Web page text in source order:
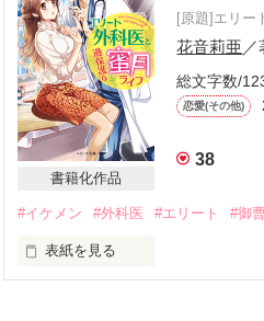
小児救命救急センターから出向
そんなクールなドクターの、お
ちょいドジひたむき新米看護師
「先生、笑ってください！」
書籍化作品
[原題]エリー
花音莉亜 ／
総文字数/
恋愛(その他)
38
#イケメン #外科医 #エリート #御
表紙を見る